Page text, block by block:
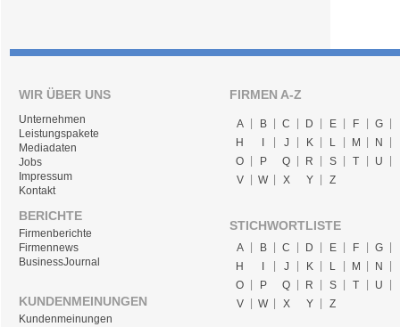
WIR ÜBER UNS
Unternehmen
Leistungspakete
Mediadaten
Jobs
Impressum
Kontakt
BERICHTE
Firmenberichte
Firmennews
BusinessJournal
KUNDENMEINUNGEN
Kundenmeinungen
FIRMEN A-Z
A B C D E F
G
H
J K L M
N
O
P Q R S T
U
V
W X Y Z
STICHWORTLISTE
A B C D E F
G
H
I J K L M
N
O
P Q R S T
U
V
W X Y Z